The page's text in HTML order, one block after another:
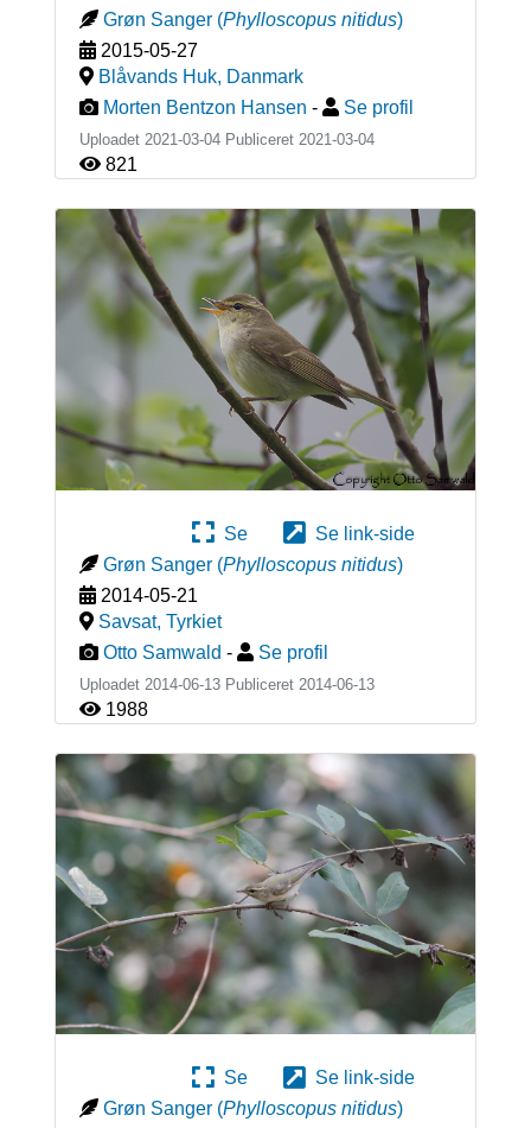
Grøn Sanger (Phylloscopus nitidus)
2015-05-27
Blåvands Huk, Danmark
Morten Bentzon Hansen - Se profil
Uploadet 2021-03-04 Publiceret 2021-03-04
821
Se
Se link-side
Grøn Sanger (Phylloscopus nitidus)
2014-05-21
Savsat, Tyrkiet
Otto Samwald - Se profil
Uploadet 2014-06-13 Publiceret 2014-06-13
1988
Se
Se link-side
Grøn Sanger (Phylloscopus nitidus)